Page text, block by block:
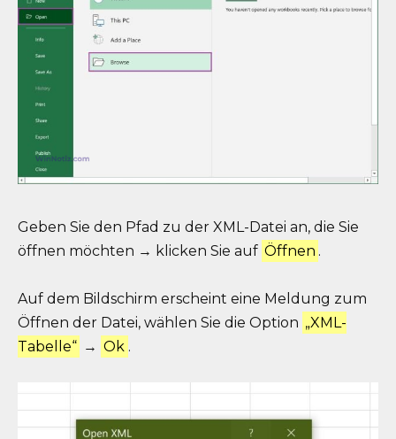
Geben Sie den Pfad zu der XML-Datei an, die Sie
öffnen möchten → klicken Sie auf Öffnen .
Auf dem Bildschirm erscheint eine Meldung zum
Öffnen der Datei, wählen Sie die Option „XML-
Tabelle“ → Ok .